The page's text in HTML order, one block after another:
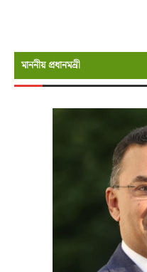
মাননীয় প্রধানমন্রী